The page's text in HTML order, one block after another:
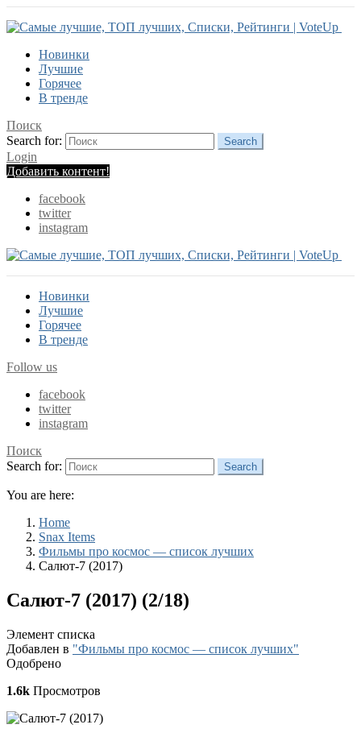
Новинки
Лучшие
Горячее
В тренде
Поиск
Search for:
Search
Login
Добавить контент!
facebook
twitter
instagram
Новинки
Лучшие
Горячее
В тренде
Follow us
facebook
twitter
instagram
Поиск
Search for:
Search
You are here:
Home
Snax Items
Фильмы про космос — список лучших
Салют-7 (2017)
Салют-7 (2017) (2/18)
Элемент списка
Добавлен в "Фильмы про космос — список лучших"
Одобрено
1.6k Просмотров